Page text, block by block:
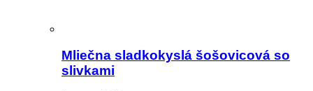
Mliečna sladkokyslá šošovicová so
slivkami